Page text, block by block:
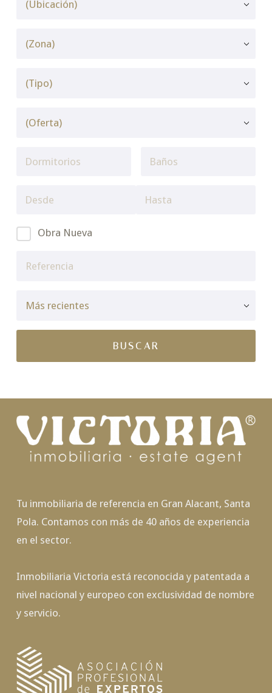
Obra Nueva
Tu inmobiliaria de referencia en Gran Alacant, Santa
Pola. Contamos con más de 40 años de experiencia
en el sector.
Inmobiliaria Victoria está reconocida y patentada a
nivel nacional y europeo con exclusividad de nombre
y servicio.